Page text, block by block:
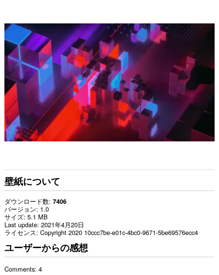
壁紙について
ダウンロード数 7406
バージョン 1.0
サイズ 5.1 MB
Last update 2021年4月20日
ライセンス Copyright 2020 10ccc7be-e01c-4bc0-9671-5be69576ecc4
ユーザーからの感想
Comments: 4